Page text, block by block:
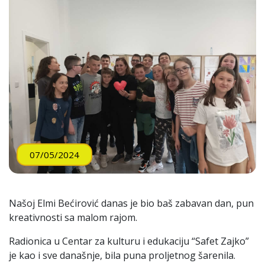
07/05/2024
Našoj Elmi Bećirović danas je bio baš zabavan dan, pun
kreativnosti sa malom rajom.
Radionica u Centar za kulturu i edukaciju “Safet Zajko”
je kao i sve današnje, bila puna proljetnog šarenila.